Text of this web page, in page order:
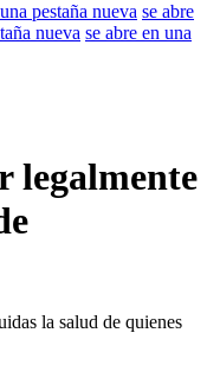
pestaña nueva se abre
nueva se abre en una
legalmente
la salud de quienes